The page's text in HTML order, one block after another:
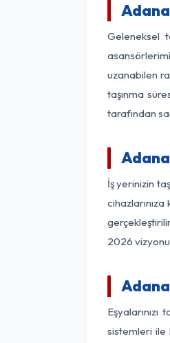
Geleneksel
uzanabilen
taşınma
tarafından
İş yerinizin
2026
sistemleri ile